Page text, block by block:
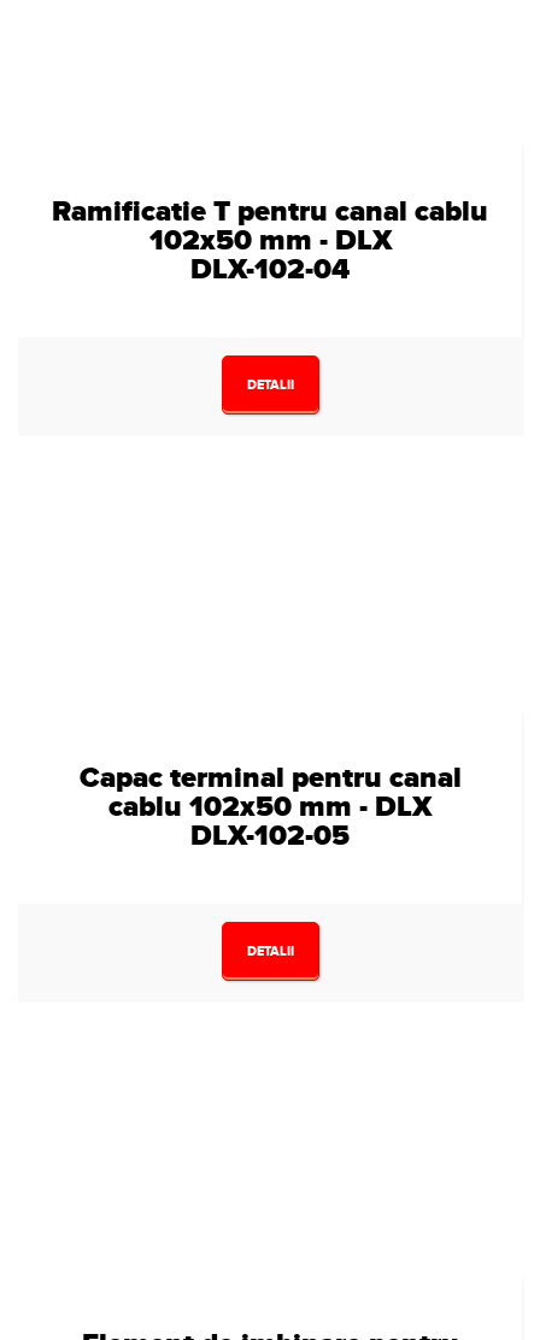
Ramificatie T pentru canal cablu
102x50 mm - DLX
DLX-102-04
DETALII
Capac terminal pentru canal
cablu 102x50 mm - DLX
DLX-102-05
DETALII